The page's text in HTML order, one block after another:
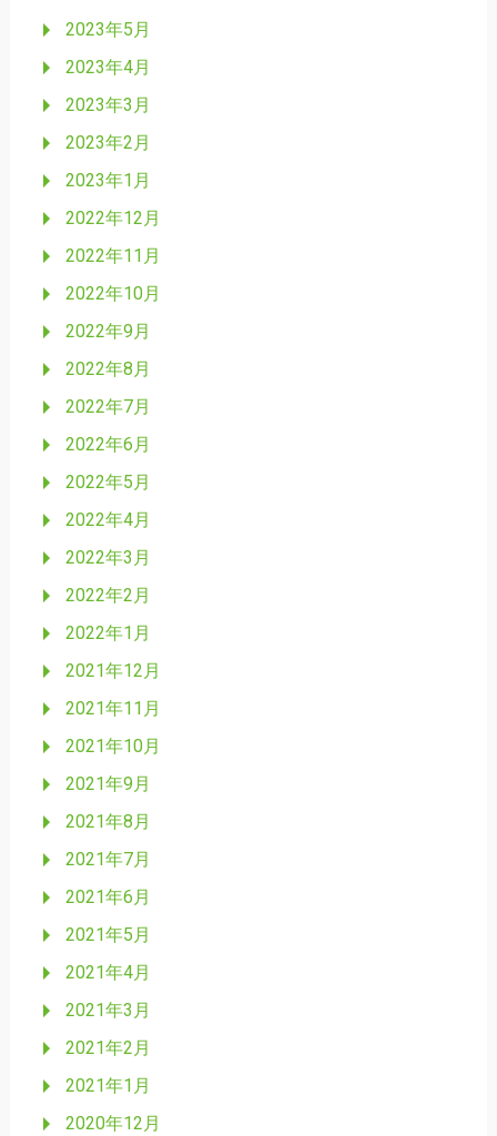
2023年5月
2023年4月
2023年3月
2023年2月
2023年1月
2022年12月
2022年11月
2022年10月
2022年9月
2022年8月
2022年7月
2022年6月
2022年5月
2022年4月
2022年3月
2022年2月
2022年1月
2021年12月
2021年11月
2021年10月
2021年9月
2021年8月
2021年7月
2021年6月
2021年5月
2021年4月
2021年3月
2021年2月
2021年1月
2020年12月